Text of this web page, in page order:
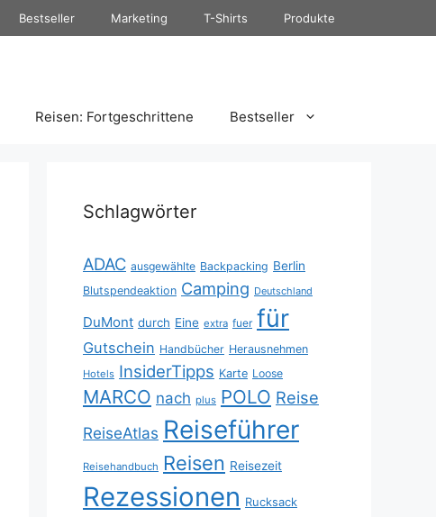
Bestseller Marketing T-Shirts Produkte
Reisen: Fortgeschrittene Bestseller
Schlagwörter
ADAC ausgewählte Backpacking Berlin
Blutspendeaktion Camping Deutschland
DuMont durch Eine extra fuer für
Gutschein Handbücher Herausnehmen
Hotels InsiderTipps Karte Loose
MARCO nach plus POLO Reise
ReiseAtlas Reiseführer
Reisehandbuch Reisen Reisezeit
Rezessionen Rucksack